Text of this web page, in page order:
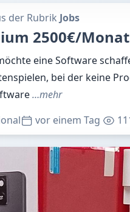
der Rubrik Jobs
2500€/
eine Software
bei der keine
…mehr
vor einem Tag